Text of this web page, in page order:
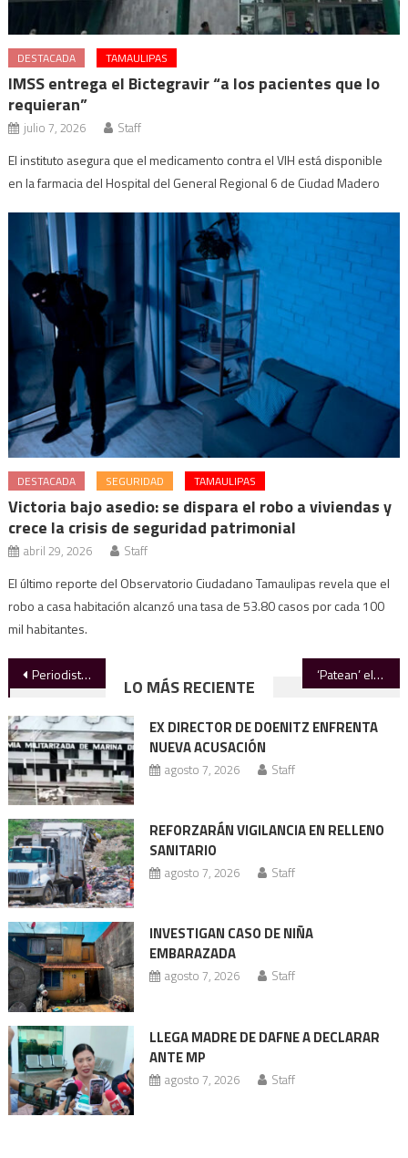
DESTACADA TAMAULIPAS
IMSS entrega el Bictegravir “a los pacientes que lo
requieran”
julio 7, 2026 Staff
El instituto asegura que el medicamento contra el VIH está disponible
en la farmacia del Hospital del General Regional 6 de Ciudad Madero
DESTACADA SEGURIDAD TAMAULIPAS
Victoria bajo asedio: se dispara el robo a viviendas y
crece la crisis de seguridad patrimonial
abril 29, 2026 Staff
El último reporte del Observatorio Ciudadano Tamaulipas revela que el
robo a casa habitación alcanzó una tasa de 53.80 casos por cada 100
mil habitantes.
Navegación
de
entradas
Periodista inglés plantea un duelo amistoso México-Inglaterra en Wembley ‘Patean’ elección de la sección 30
LO MÁS RECIENTE
EX DIRECTOR DE DOENITZ ENFRENTA
NUEVA ACUSACIÓN
agosto 7, 2026 Staff
REFORZARÁN VIGILANCIA EN RELLENO
SANITARIO
agosto 7, 2026 Staff
INVESTIGAN CASO DE NIÑA
EMBARAZADA
agosto 7, 2026 Staff
LLEGA MADRE DE DAFNE A DECLARAR
ANTE MP
agosto 7, 2026 Staff